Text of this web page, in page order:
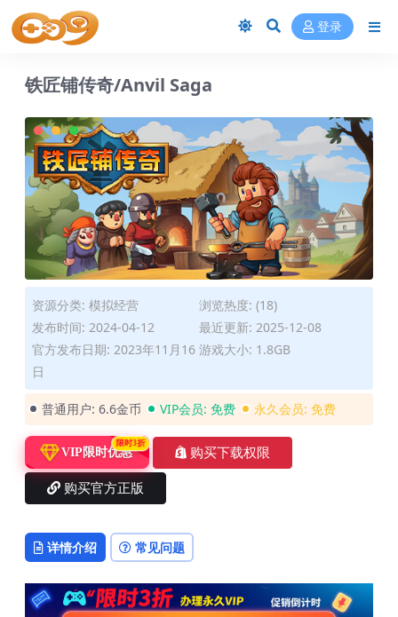
登录
铁匠铺传奇/Anvil Saga
资源分类: 模拟经营
浏览热度: (18)
发布时间: 2024-04-12
最近更新: 2025-12-08
官方发布日期: 2023年11月16
日
游戏大小: 1.8GB
普通用户: 6.6金币 VIP会员: 免费 永久会员: 免费
VIP限时优惠
限时3折
购买下载权限
购买官方正版
详情介绍 常见问题